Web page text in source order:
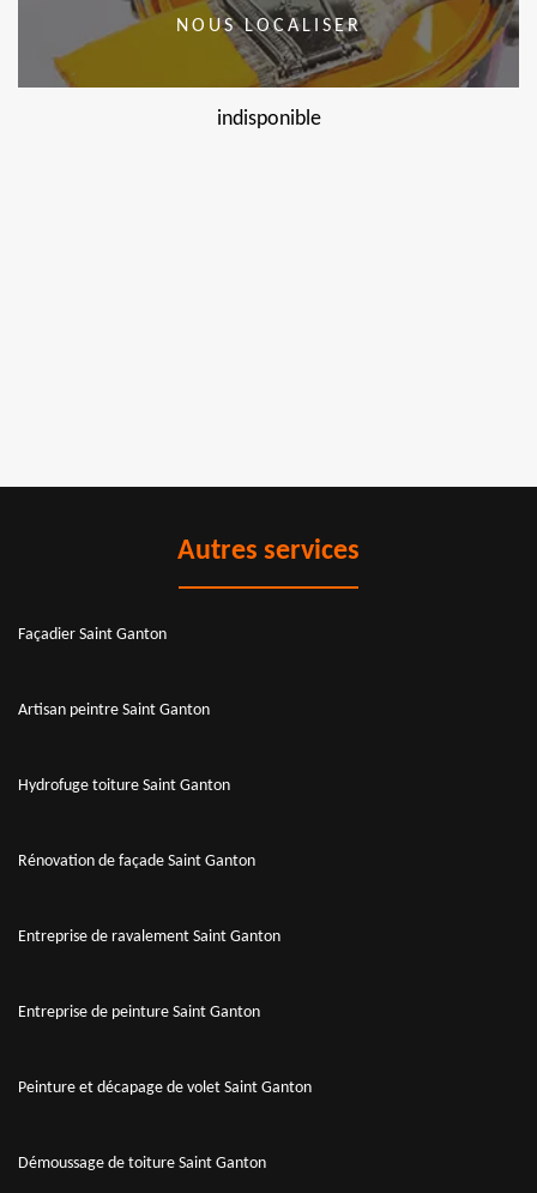
NOUS LOCALISER
indisponible
Autres services
Façadier Saint Ganton
Artisan peintre Saint Ganton
Hydrofuge toiture Saint Ganton
Rénovation de façade Saint Ganton
Entreprise de ravalement Saint Ganton
Entreprise de peinture Saint Ganton
Peinture et décapage de volet Saint Ganton
Démoussage de toiture Saint Ganton